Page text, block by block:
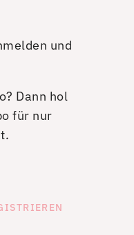
und
Dann hol
für nur